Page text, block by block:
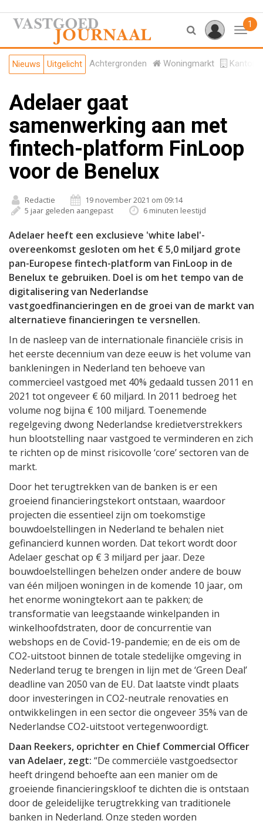
1
Nieuws Uitgelicht Achtergronden Woningmarkt
Adelaer gaat
samenwerking aan met
fintech-platform FinLoop
voor de Benelux
Redactie
19 november 2021 om 09:14
5 jaar geleden aangepast
6 minuten leestijd
Adelaer heeft een exclusieve 'white label'-
overeenkomst gesloten om het € 5,0 miljard grote
pan-Europese fintech-platform van FinLoop in de
Benelux te gebruiken. Doel is om het tempo van de
digitalisering van Nederlandse
vastgoedfinancieringen en de groei van de markt van
alternatieve financieringen te versnellen.
In de nasleep van de internationale financiële crisis in
het eerste decennium van deze eeuw is het volume van
bankleningen in Nederland ten behoeve van
commercieel vastgoed met 40% gedaald tussen 2011 en
2021 tot ongeveer € 60 miljard. In 2011 bedroeg het
volume nog bijna € 100 miljard. Toenemende
regelgeving dwong Nederlandse kredietverstrekkers
hun blootstelling naar vastgoed te verminderen en zich
te richten op de minst risicovolle ‘core’ sectoren van de
markt.
Door het terugtrekken van de banken is er een
groeiend financieringstekort ontstaan, waardoor
projecten die essentieel zijn om toekomstige
bouwdoelstellingen in Nederland te behalen niet
gefinancierd kunnen worden. Dat tekort wordt door
Adelaer geschat op € 3 miljard per jaar. Deze
bouwdoelstellingen behelzen onder andere de bouw
van één miljoen woningen in de komende 10 jaar, om
het enorme woningtekort aan te pakken; de
transformatie van leegstaande winkelpanden in
winkelhoofdstraten, door de concurrentie van
webshops en de Covid-19-pandemie; en de eis om de
CO2-uitstoot binnen de totale stedelijke omgeving in
Nederland terug te brengen in lijn met de ‘Green Deal’
deadline van 2050 van de EU. Dat laatste vindt plaats
door investeringen in CO2-neutrale renovaties en
ontwikkelingen in een sector die ongeveer 35% van de
Nederlandse CO2-uitstoot vertegenwoordigt.
Daan Reekers, oprichter en Chief Commercial Officer
van Adelaer, zegt: “De commerciële vastgoedsector
heeft dringend behoefte aan een manier om de
groeiende financieringskloof te dichten die is ontstaan
door de geleidelijke terugtrekking van traditionele
banken in Nederland. Onze steden worden